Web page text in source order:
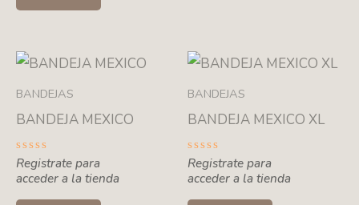
BANDEJAS
BANDEJA MEXICO
Valorado
con
0
Registrate para
acceder a la tienda
BANDEJAS
BANDEJA MEXICO XL
Valorado
con
0
Registrate para
acceder a la tienda